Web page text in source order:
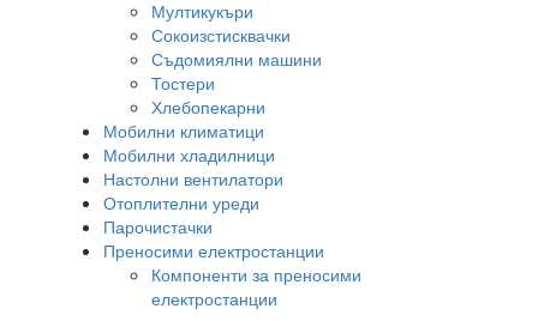
Мултикукъри
Сокоизстисквачки
Съдомиялни машини
Тостери
Хлебопекарни
Мобилни климатици
Мобилни хладилници
Настолни вентилатори
Отоплителни уреди
Парочистачки
Преносими електростанции
Компоненти за преносими
електростанции